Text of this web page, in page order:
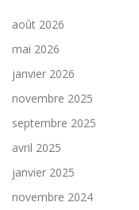
août 2026
mai 2026
janvier 2026
novembre 2025
septembre 2025
avril 2025
janvier 2025
novembre 2024